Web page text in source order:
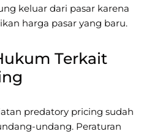
keluar dari pasar karena
harga pasar yang baru.
Terkait
predatory pricing sudah
undang. Peraturan